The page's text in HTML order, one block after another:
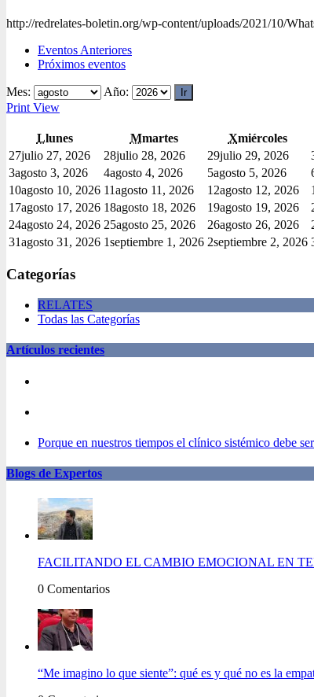
http://redrelates-boletin.org/wp-content/uploads/2021/10/
Eventos Anteriores
Próximos eventos
Mes:
Año:
Print View
Llunes Mmartes Xmiércoles
27julio 27, 2026 28julio 28, 2026 29julio 29, 2026
3agosto 3, 2026 4agosto 4, 2026 5agosto 5, 2026
10agosto 10, 2026 11agosto 11, 2026 12agosto 12, 2026
17agosto 17, 2026 18agosto 18, 2026 19agosto 19, 2026
24agosto 24, 2026 25agosto 25, 2026 26agosto 26, 2026
31agosto 31, 2026 1septiembre 1, 2026 2septiembre 2, 2026
Categorías
RELATES
Todas las Categorías
Artículos recientes
Porque en nuestros tiempos el clínico sistémico debe
Blogs de Expertos
FACILITANDO EL CAMBIO EMOCIONAL EN
0 Comentarios
“Me imagino lo que siente”: qué es y qué no es la